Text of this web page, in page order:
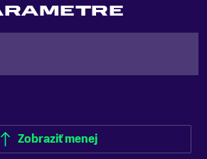
Zobraziť menej